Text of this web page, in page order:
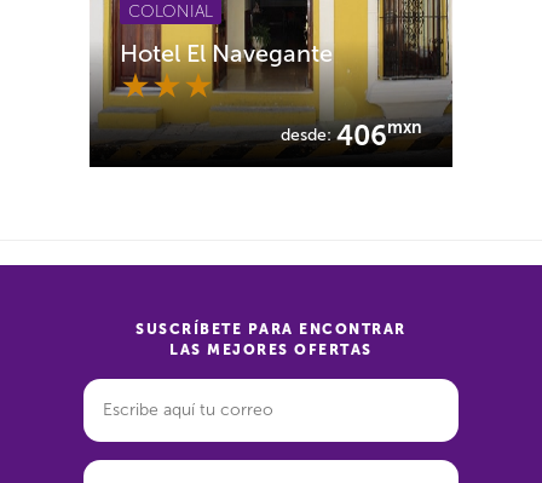
COLONIAL
Hotel El Navegante
desde:406mxn
SUSCRÍBETE PARA ENCONTRAR
LAS MEJORES OFERTAS